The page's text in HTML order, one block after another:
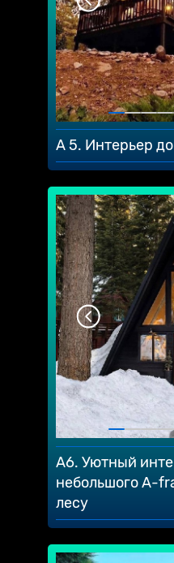
A 5. Интерьер
A6. Уютный
небольшого А-
лесу